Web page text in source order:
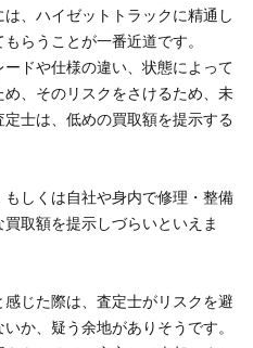
、ハイゼットトラックに精通し
らうことが一番近道です。
ドや仕様の違い、状態によって
、そのリスクをさけるため、未
士は、低めの買取額を提示する
しくは自社や身内で修理・整備
取額を提示しづらいといえま
じた際は、査定士がリスクを避
か、疑う余地がありそうです。